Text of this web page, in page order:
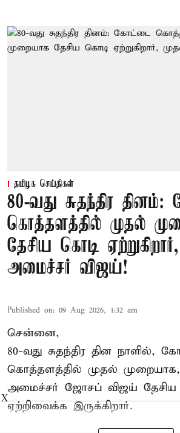
தமிழக செய்திகள்
80-வது சுதந்திர
கொத்தளத்தில் முதல்
தேசிய கொடி
அமைச்சர் விஜய்!
Published on: 09 Aug 2026, 1:32 am
சென்னை,
80-வது சுதந்திர தின நாளில்,
கொத்தளத்தில் முதல் முறையாக,
அமைச்சர் ஜோசப் விஜய்
ஏற்றிவைக்க இருக்கிறார்.
X